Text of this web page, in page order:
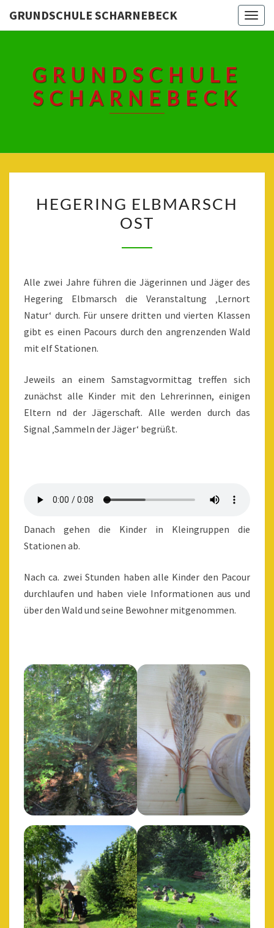
GRUNDSCHULE SCHARNEBECK
GRUNDSCHULE
SCHARNEBECK
ELBMARSCH
OST
HEGERING ELBMARSCH
OST
Alle zwei Jahre führen die Jägerinnen und Jäger des
Hegering Elbmarsch die Veranstaltung ‚Lernort
Natur‘ durch. Für unsere dritten und vierten Klassen
gibt es einen Pacours durch den angrenzenden Wald
mit elf Stationen.
Jeweils an einem Samstagvormittag treffen sich
zunächst alle Kinder mit den Lehrerinnen, einigen
Eltern nd der Jägerschaft. Alle werden durch das
Signal ‚Sammeln der Jäger‘ begrüßt.
Danach gehen die Kinder in Kleingruppen die
Stationen ab.
Nach ca. zwei Stunden haben alle Kinder den Pacour
durchlaufen und haben viele Informationen aus und
über den Wald und seine Bewohner mitgenommen.